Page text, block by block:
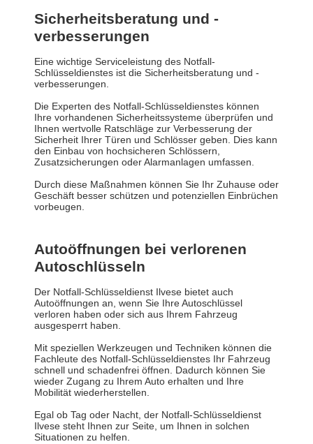
Sicherheitsberatung und -
verbesserungen
Eine wichtige Serviceleistung des Notfall-
Schlüsseldienstes ist die Sicherheitsberatung und -
verbesserungen.
Die Experten des Notfall-Schlüsseldienstes können
Ihre vorhandenen Sicherheitssysteme überprüfen und
Ihnen wertvolle Ratschläge zur Verbesserung der
Sicherheit Ihrer Türen und Schlösser geben. Dies kann
den Einbau von hochsicheren Schlössern,
Zusatzsicherungen oder Alarmanlagen umfassen.
Durch diese Maßnahmen können Sie Ihr Zuhause oder
Geschäft besser schützen und potenziellen Einbrüchen
vorbeugen.
Autoöffnungen bei verlorenen
Autoschlüsseln
Der Notfall-Schlüsseldienst Ilvese bietet auch
Autoöffnungen an, wenn Sie Ihre Autoschlüssel
verloren haben oder sich aus Ihrem Fahrzeug
ausgesperrt haben.
Mit speziellen Werkzeugen und Techniken können die
Fachleute des Notfall-Schlüsseldienstes Ihr Fahrzeug
schnell und schadenfrei öffnen. Dadurch können Sie
wieder Zugang zu Ihrem Auto erhalten und Ihre
Mobilität wiederherstellen.
Egal ob Tag oder Nacht, der Notfall-Schlüsseldienst
Ilvese steht Ihnen zur Seite, um Ihnen in solchen
Situationen zu helfen.